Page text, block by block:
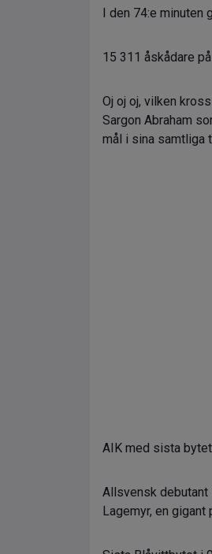
I den 74:e minuten
15 311 åskådare
Oj oj oj, vilken
Sargon Abraham
mål i sina samtliga
AIK med sista
Allsvensk debutant
Lagemyr, en gigant